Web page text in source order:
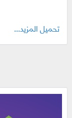
تحميل المزيد...